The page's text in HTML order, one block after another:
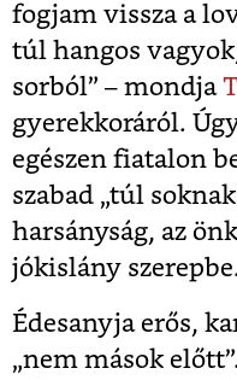
fogjam vissza a
túl hangos
sorból” – mondja
gyerekkoráról.
egészen fiatalon
szabad „túl
harsányság, az
jókislány
Édesanyja erős,
„nem mások